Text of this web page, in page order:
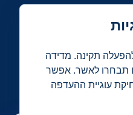
תקינה. מדידה
תבחרו לאשר. אפשר
עוגיית ההעדפה